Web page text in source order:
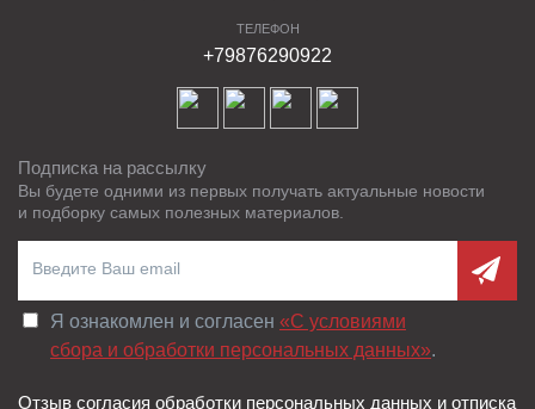
ТЕЛЕФОН
+79876290922
Подписка на рассылку
Вы будете одними из первых получать актуальные новости
и подборку самых полезных материалов.
Я ознакомлен и согласен «C условиями
сбора и обработки персональных данных».
Отзыв согласия обработки персональных данных и отписка